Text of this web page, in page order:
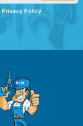
Privacy Policy